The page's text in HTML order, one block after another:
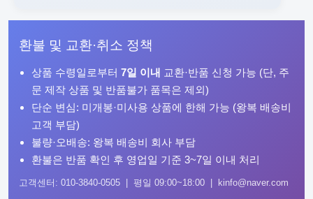
환불 및 교환·취소 정책
상품 수령일로부터 7일 이내 교환·반품 신청 가능 (단, 주
문 제작 상품 및 반품불가 품목은 제외)
단순 변심: 미개봉·미사용 상품에 한해 가능 (왕복 배송비
고객 부담)
불량·오배송: 왕복 배송비 회사 부담
환불은 반품 확인 후 영업일 기준 3~7일 이내 처리
고객센터: 010-3840-0505 | 평일 09:00~18:00 | kinfo@naver.com